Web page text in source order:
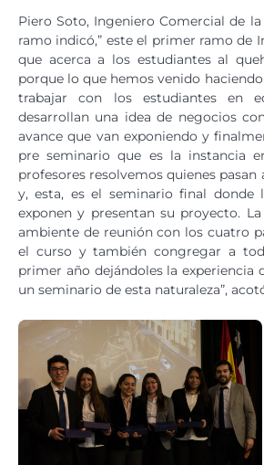
Piero Soto, Ingeniero Comercial de
ramo indicó,” este el primer ramo de
que acerca a los estudiantes al
porque lo que hemos venido
trabajar con los estudiantes en
desarrollan una idea de negocios
avance que van exponiendo y
pre seminario que es la instancia
profesores resolvemos quienes
y, esta, es el seminario final donde
exponen y presentan su proyecto.
ambiente de reunión con los cuatro
el curso y también congregar a
primer año dejándoles la experiencia
un seminario de esta naturaleza”,